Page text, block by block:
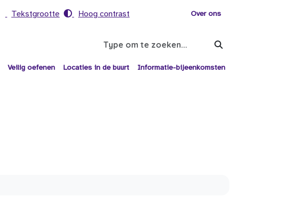
Tekstgrootte Hoog contrast Over ons
Search
Veilig oefenen Locaties in de buurt Informatie-bijeenkomsten